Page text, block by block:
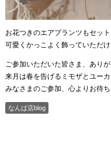
お花つきのエアプランツもセッ
可愛くかっこよく飾っていただ
ご参加いただいた皆さま、あり
来月は春を告げるミモザとユー
みなさまのご参加、心よりお待
なんば店blog